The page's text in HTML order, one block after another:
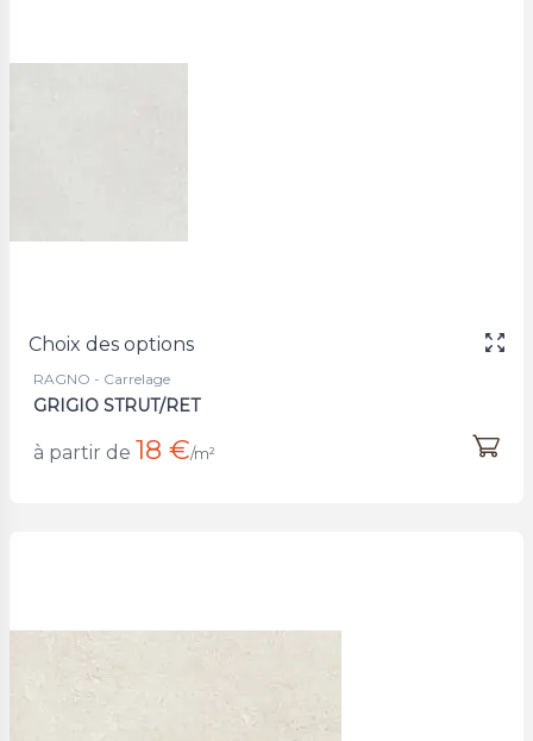
Choix des options
RAGNO - Carrelage
GRIGIO STRUT/RET
à partir de 18 €/m²